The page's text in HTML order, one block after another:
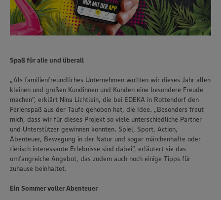
ein bestmögliches Nutzungserlebnis unserer Website zu
Spaß für alle und überall
„Als familienfreundliches Unternehmen wollten wir dieses Jahr allen
kleinen und großen Kundinnen und Kunden eine besondere Freude
machen”, erklärt Nina Lichtlein, die bei EDEKA in Rottendorf den
Ferienspaß aus der Taufe gehoben hat, die Idee. „Besonders freut
mich, dass wir für dieses Projekt so viele unterschiedliche Partner
und Unterstützer gewinnen konnten. Spiel, Sport, Action,
Abenteuer, Bewegung in der Natur und sogar märchenhafte oder
tierisch interessante Erlebnisse sind dabei“, erläutert sie das
umfangreiche Angebot, das zudem auch noch einige Tipps für
zuhause beinhaltet.
Ein Sommer voller Abenteuer